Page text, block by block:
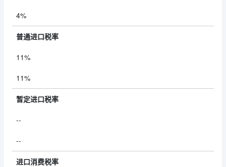
4%
普通进口税率
11%
11%
暂定进口税率
--
--
进口消费税率